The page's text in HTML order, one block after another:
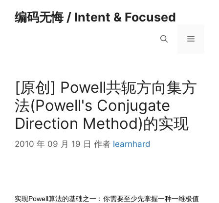
编码无悔 / Intent & Focused
菜
[原创] Powell共轭方向集方
法(Powell's Conjugate
Direction Method)的实现
2010 年 09 月 19 日 作者 learnhard
实现Powell算法的基础之一：你需要至少先掌握一种一维极值